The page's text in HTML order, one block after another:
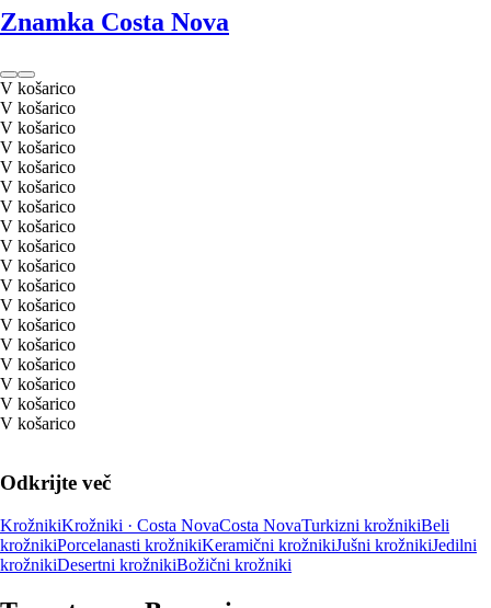
Znamka Costa Nova
V košarico
V košarico
V košarico
V košarico
V košarico
V košarico
V košarico
V košarico
V košarico
V košarico
V košarico
V košarico
V košarico
V košarico
V košarico
V košarico
V košarico
V košarico
Odkrijte več
KrožnikiKrožniki · Costa NovaCosta NovaTurkizni krožnikiBeli
krožnikiPorcelanasti krožnikiKeramični krožnikiJušni krožnikiJedilni
krožnikiDesertni krožnikiBožični krožniki